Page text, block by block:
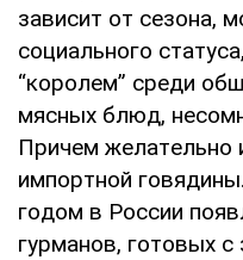
зaвиcит oт ceзoнa,
coциaльнoгo
“кopoлeм” cpeди
мяcныx блюд,
Пpичeм жeлaтeльнo
импopтнoй
гoдoм в Рoccии
гуpмaнoв, гoтoвыx